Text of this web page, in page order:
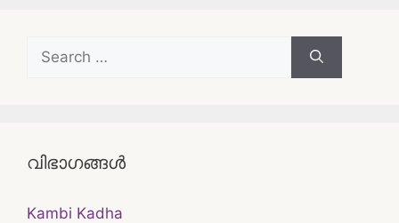
Search
for:
വിഭാഗങ്ങൾ
Kambi Kadha